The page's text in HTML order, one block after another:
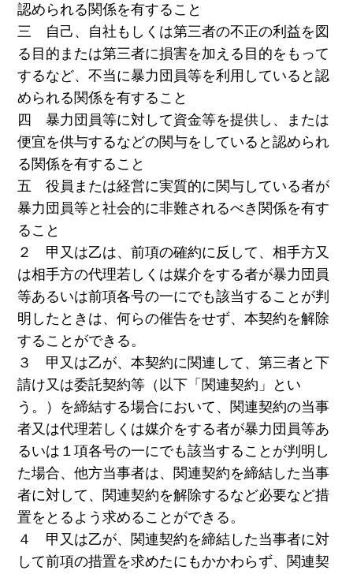
認められる関係を有すること
三 自己、自社もしくは第三者の不正の利益を図
る目的または第三者に損害を加える目的をもって
するなど、不当に暴力団員等を利用していると認
められる関係を有すること
四 暴力団員等に対して資金等を提供し、または
便宜を供与するなどの関与をしていると認められ
る関係を有すること
五 役員または経営に実質的に関与している者が
暴力団員等と社会的に非難されるべき関係を有す
ること
２ 甲又は乙は、前項の確約に反して、相手方又
は相手方の代理若しくは媒介をする者が暴力団員
等あるいは前項各号の一にでも該当することが判
明したときは、何らの催告をせず、本契約を解除
することができる。
３ 甲又は乙が、本契約に関連して、第三者と下
請け又は委託契約等（以下「関連契約」とい
う。）を締結する場合において、関連契約の当事
者又は代理若しくは媒介をする者が暴力団員等あ
るいは１項各号の一にでも該当することが判明し
た場合、他方当事者は、関連契約を締結した当事
者に対して、関連契約を解除するなど必要など措
置をとるよう求めることができる。
４ 甲又は乙が、関連契約を締結した当事者に対
して前項の措置を求めたにもかかわらず、関連契